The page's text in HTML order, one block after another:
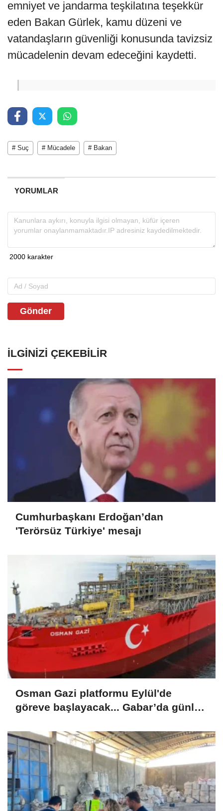
emniyet ve jandarma teşkilatına teşekkür
eden Bakan Gürlek, kamu düzeni ve
vatandaşların güvenliği konusunda tavizsiz
mücadelenin devam edeceğini kaydetti.
# Suç # Mücadele # Bakan
YORUMLAR
Gönder
İLGINIZI ÇEKEBILIR
Cumhurbaşkanı Erdoğan’dan
'Terörsüz Türkiye' mesajı
Osman Gazi platformu Eylül'de
göreve başlayacak... Gabar’da günlük